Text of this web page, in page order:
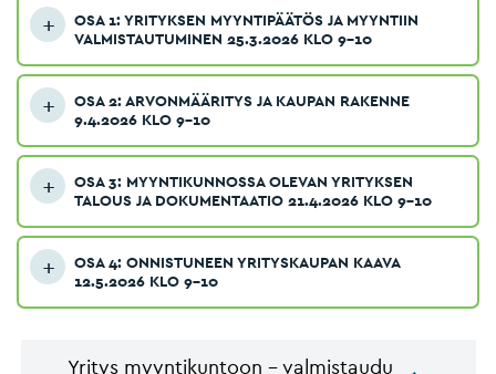
OSA 1: YRITYKSEN MYYNTIPÄÄTÖS JA MYYNTIIN
VALMISTAUTUMINEN 25.3.2026 KLO 9–10
OSA 2: ARVONMÄÄRITYS JA KAUPAN RAKENNE
9.4.2026 KLO 9–10
OSA 3: MYYNTIKUNNOSSA OLEVAN YRITYKSEN
TALOUS JA DOKUMENTAATIO 21.4.2026 KLO 9–10
OSA 4: ONNISTUNEEN YRITYSKAUPAN KAAVA
12.5.2026 KLO 9–10
Yritys myyntikuntoon - valmistaudu